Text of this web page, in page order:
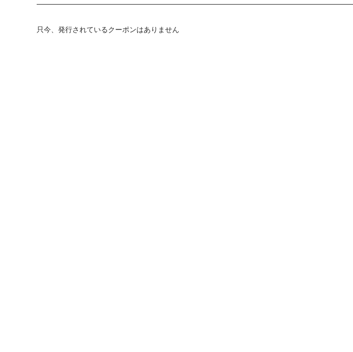
只今、発行されているクーポンはありません